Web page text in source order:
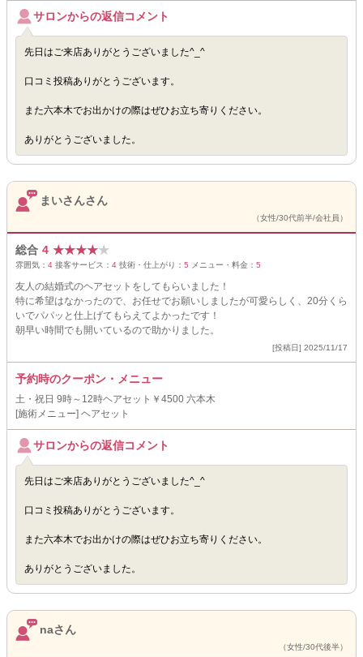
サロンからの返信コメント
先日はご来店ありがとうございました^_^
口コミ投稿ありがとうございます。
また六本木でお出かけの際はぜひお立ち寄りください。
ありがとうございました。
まいさんさん
（女性/30代前半/会社員）
総合 4 ★★★★★
雰囲気： 4 接客サービス： 4 技術・仕上がり： 5 メニュー・料金： 5
友人の結婚式のヘアセットをしてもらいました！
特に希望はなかったので、お任せでお願いしましたが可愛らしく、20分くら
いでパパッと仕上げてもらえてよかったです！
朝早い時間でも開いているので助かりました。
[投稿日] 2025/11/17
予約時のクーポン・メニュー
土・祝日 9時～12時ヘアセット￥4500 六本木
[施術メニュー] ヘアセット
サロンからの返信コメント
先日はご来店ありがとうございました^_^
口コミ投稿ありがとうございます。
また六本木でお出かけの際はぜひお立ち寄りください。
ありがとうございました。
naさん
（女性/30代後半）